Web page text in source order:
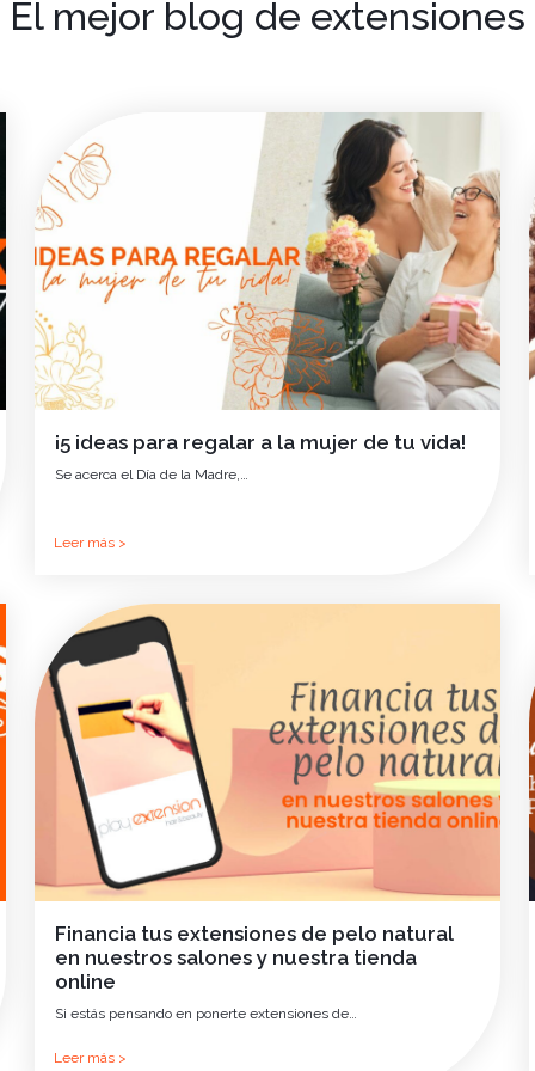
El mejor blog de extensiones
¡5 ideas para regalar a la mujer de tu vida!
Se acerca el Día de la Madre,…
Leer más >
Financia tus extensiones de pelo natural
en nuestros salones y nuestra tienda
online
Si estás pensando en ponerte extensiones de…
Leer más >